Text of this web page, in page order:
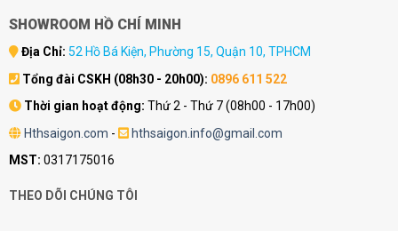
SHOWROOM HỒ CHÍ MINH
Địa Chỉ: 52 Hồ Bá Kiện, Phường 15, Quận 10, TPHCM
Tổng đài CSKH (08h30 - 20h00): 0896 611 522
Thời gian hoạt động: Thứ 2 - Thứ 7 (08h00 - 17h00)
Hthsaigon.com -
hthsaigon.info@gmail.com
MST: 0317175016
THEO DÕI CHÚNG TÔI